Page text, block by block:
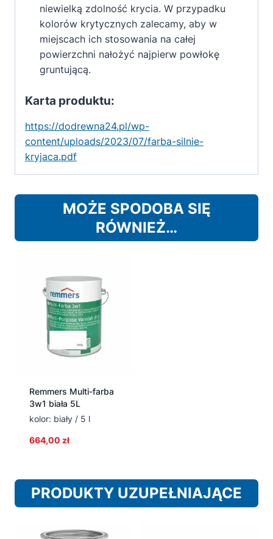
niewielką zdolność krycia. W przypadku
kolorów krytycznych zalecamy, aby w
miejscach ich stosowania na całej
powierzchni nałożyć najpierw powłokę
gruntującą.
Karta produktu:
https://dodrewna24.pl/wp-
content/uploads/2023/07/farba-silnie-
kryjaca.pdf
MOŻE SPODOBA SIĘ
RÓWNIEŻ…
Remmers Multi-farba
3w1 biała 5L
kolor: biały / 5 l
664,00 zł
PRODUKTY UZUPEŁNIAJĄCE